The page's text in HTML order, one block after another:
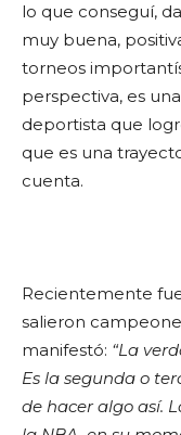
lo que conseguí,
muy buena,
torneos
perspectiva, es
deportista que
que es una
cuenta.
Recientemente
salieron
manifestó: “La
Es la segunda o
de hacer algo así.